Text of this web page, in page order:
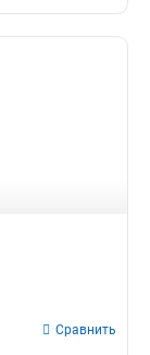
Сравнить